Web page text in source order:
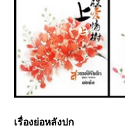
เรื่องย่อหลังปก